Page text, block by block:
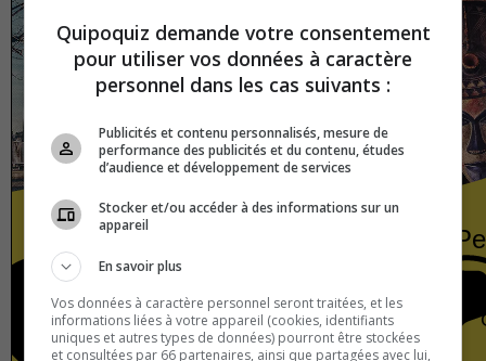
France
France True or false
Quipoquiz demande votre consentement
pour utiliser vos données à caractère
personnel dans les cas suivants :
Publicités et contenu personnalisés, mesure de
performance des publicités et du contenu, études
d’audience et développement de services
Stocker et/ou accéder à des informations sur un
appareil
En savoir plus
Vos données à caractère personnel seront traitées, et les
informations liées à votre appareil (cookies, identifiants
uniques et autres types de données) pourront être stockées
et consultées par 66 partenaires, ainsi que partagées avec lui,